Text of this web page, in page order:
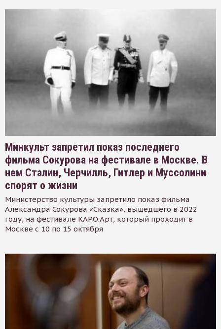
Минкульт запретил показ последнего
фильма Сокурова на фестивале в Москве. В
нем Сталин, Черчилль, Гитлер и Муссолини
спорят о жизни
Министерство культуры запретило показ фильма
Александра Сокурова «Сказка», вышедшего в 2022
году, на фестивале КАРО.Арт, который проходит в
Москве с 10 по 15 октября